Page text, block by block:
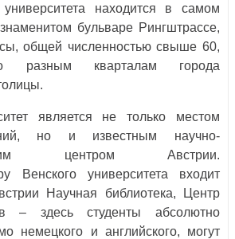
находится в самом
бульваре Рингштрассе,
общей численностью свыше 60,
разным кварталам города
является не только местом
но и известным научно-
центром Австрии.
Венского университета входит
Научная библиотека, Центр
– здесь студенты абсолютно
немецкого и английского, могут